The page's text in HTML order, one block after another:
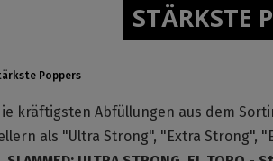
STÄRKSTE
Poppers
kräftigsten Abfüllungen aus dem
als "Ultra Strong", "Extra Strong",